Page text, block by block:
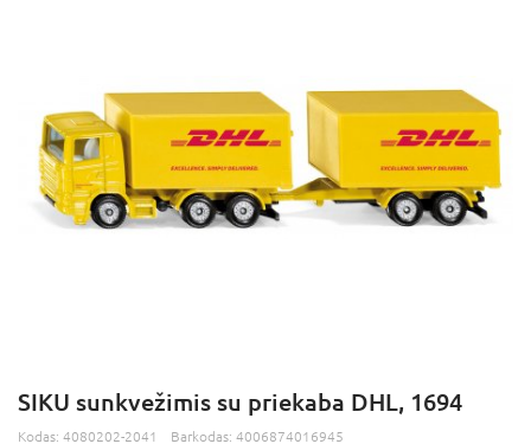
SIKU sunkvežimis su priekaba DHL, 1694
Kodas: 4080202-2041 Barkodas: 4006874016945